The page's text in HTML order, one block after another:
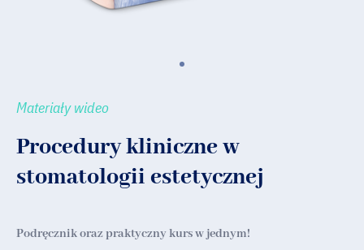
Materiały wideo
Procedury kliniczne w
stomatologii estetycznej
Podręcznik oraz praktyczny kurs w jednym!